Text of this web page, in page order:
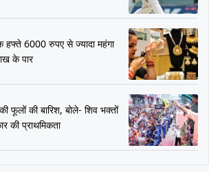
6000 रुपए से ज्यादा महंगा
के पार
फूलों की बारिश, बोले- शिव भक्तों
की प्राथमिकता